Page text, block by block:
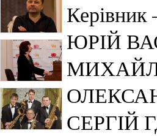
Керівник
ЮРІЙ
СЕРГІЙ